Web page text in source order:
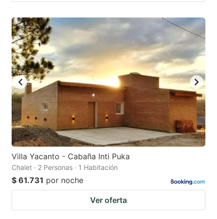
Villa Yacanto - Cabaña Inti Puka
Chalet · 2 Personas · 1 Habitación
$ 61.731 por noche
Ver oferta